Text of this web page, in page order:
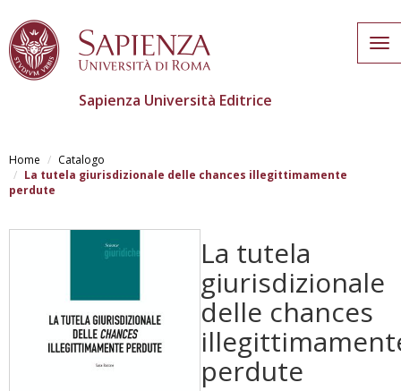
contenuto
principale
Sapienza Università Editrice
Home
Catalogo
La tutela giurisdizionale delle chances illegittimamente
perdute
La tutela
giurisdizionale
delle chances
perdute